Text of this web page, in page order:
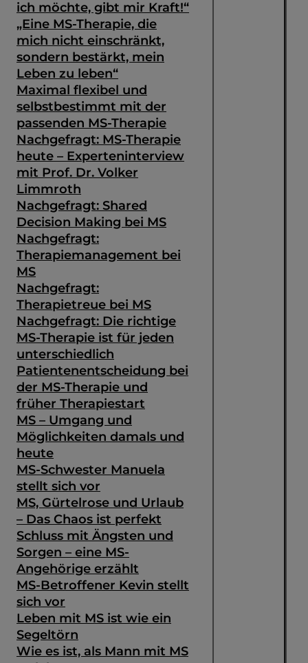
ich möchte, gibt mir Kraft!“
„Eine MS-Therapie, die
mich nicht einschränkt,
sondern bestärkt, mein
Leben zu leben“
Maximal flexibel und
selbstbestimmt mit der
passenden MS-Therapie
Nachgefragt: MS-Therapie
heute – Experteninterview
mit Prof. Dr. Volker
Limmroth
Nachgefragt: Shared
Decision Making bei MS
Nachgefragt:
Therapiemanagement bei
MS
Nachgefragt:
Therapietreue bei MS
Nachgefragt: Die richtige
MS-Therapie ist für jeden
unterschiedlich
Patientenentscheidung bei
der MS-Therapie und
früher Therapiestart
MS – Umgang und
Möglichkeiten damals und
heute
MS-Schwester Manuela
stellt sich vor
MS, Gürtelrose und Urlaub
– Das Chaos ist perfekt
Schluss mit Ängsten und
Sorgen – eine MS-
Angehörige erzählt
MS-Betroffener Kevin stellt
sich vor
Leben mit MS ist wie ein
Segeltörn
Wie es ist, als Mann mit MS